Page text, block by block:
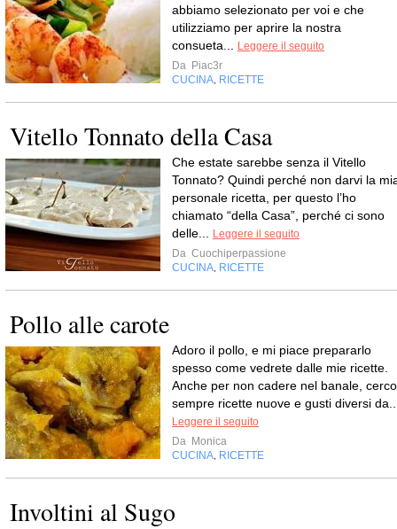
abbiamo selezionato per voi e che
utilizziamo per aprire la nostra
consueta...
Leggere il seguito
Da Piac3r
CUCINA RICETTE
Vitello Tonnato della Casa
Che estate sarebbe senza il Vitello
Tonnato? Quindi perché non darvi la
personale ricetta, per questo l’ho
chiamato “della Casa”, perché ci sono
delle...
Leggere il seguito
Da Cuochiperpassione
CUCINA RICETTE
Pollo alle carote
Adoro il pollo, e mi piace prepararlo
spesso come vedrete dalle mie ricette.
Anche per non cadere nel banale, cerco
sempre ricette nuove e gusti diversi
Leggere il seguito
Da Monica
CUCINA RICETTE
Involtini al Sugo